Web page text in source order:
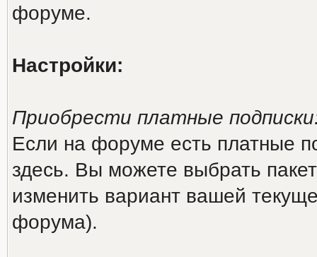
форуме.
Настройки:
Приобрести платные
Если на форуме есть платные
здесь. Вы можете выбрать
изменить вариант вашей
форума).